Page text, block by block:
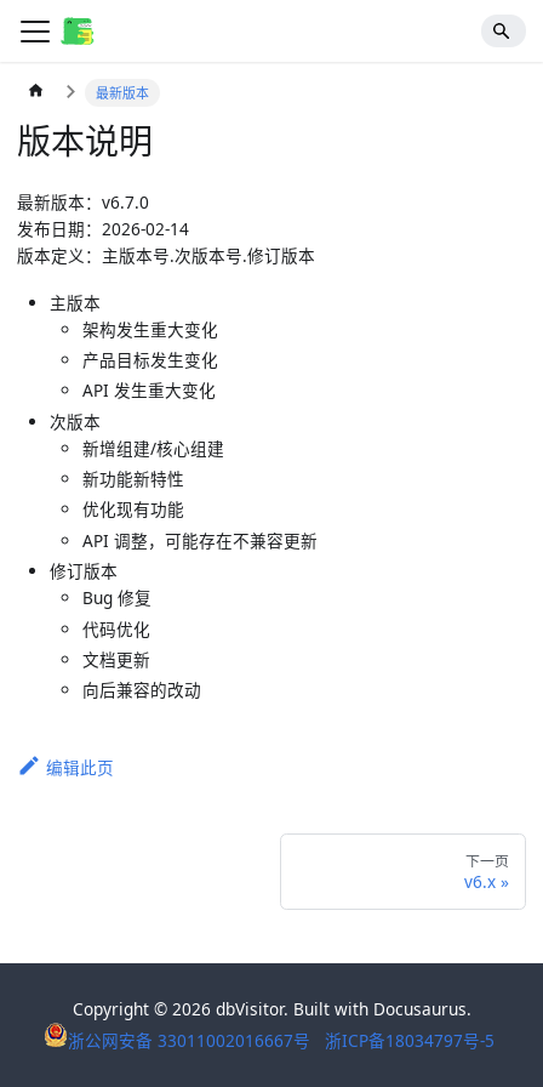
最新版本
版本说明
最新版本： v6.7.0
发布日期： 2026-02-14
版本定义： 主版本号.次版本号.修订版本
主版本
架构发生重大变化
产品目标发生变化
API 发生重大变化
次版本
新增组建/核心组建
新功能新特性
优化现有功能
API 调整，可能存在不兼容更新
修订版本
Bug 修复
代码优化
文档更新
向后兼容的改动
编辑此页
下一页
v6.x
Copyright © 2026 dbVisitor. Built with Docusaurus.
浙公网安备 33011002016667号
浙ICP备18034797号-5